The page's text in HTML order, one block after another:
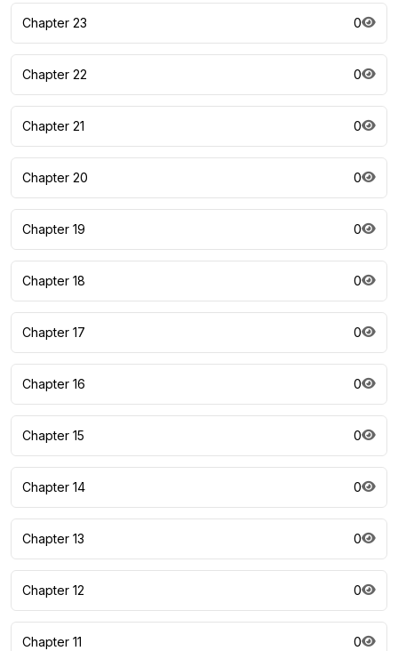
Chapter 23 0
Chapter 22 0
Chapter 21 0
Chapter 20 0
Chapter 19 0
Chapter 18 0
Chapter 17 0
Chapter 16 0
Chapter 15 0
Chapter 14 0
Chapter 13 0
Chapter 12 0
Chapter 11 0